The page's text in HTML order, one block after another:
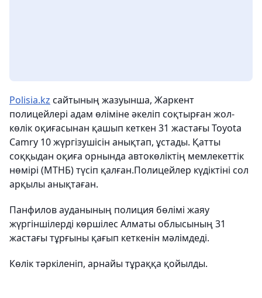
Polisia.kz сайтының жазуынша, Жаркент
полицейлері адам өліміне әкеліп соқтырған жол-
көлік оқиғасынан қашып кеткен 31 жастағы Toyota
Camry 10 жүргізушісін анықтап, ұстады. Қатты
соққыдан оқиға орнында автокөліктің мемлекеттік
нөмірі (МТНБ) түсіп қалған.Полицейлер күдіктіні сол
арқылы анықтаған.
Панфилов ауданының полиция бөлімі жаяу
жүргіншілерді көршілес Алматы облысының 31
жастағы тұрғыны қағып кеткенін мәлімдеді.
Көлік тәркіленіп, арнайы тұраққа қойылды.